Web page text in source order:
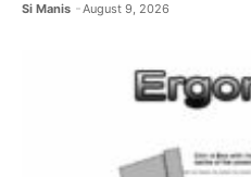
Si Manis August 9, 2026